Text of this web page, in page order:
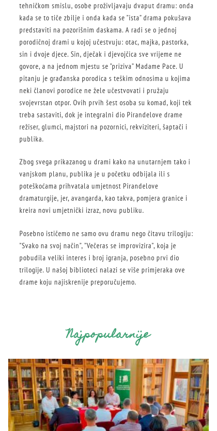
tehničkom smislu, osobe proživljavaju dvaput dramu: onda
kada se to tiče zbilje i onda kada se ”ista” drama pokušava
predstaviti na pozorišnim daskama. A radi se o jednoj
porodičnoj drami u kojoj učestvuju: otac, majka, pastorka,
sin i dvoje djece. Sin, dječak i djevojčica sve vrijeme ne
govore, a na jednom mjestu se ”priziva” Madame Pace. U
pitanju je građanska porodica s teškim odnosima u kojima
neki članovi porodice ne žele učestvovati i pružaju
svojevrstan otpor. Ovih prvih šest osoba su komad, koji tek
treba sastaviti, dok je integralni dio Pirandelove drame
režiser, glumci, majstori na pozornici, rekviziteri, šaptači i
publika.
Zbog svega prikazanog u drami kako na unutarnjem tako i
vanjskom planu, publika je u početku odbijala ili s
poteškoćama prihvatala umjetnost Pirandelove
dramaturgije, jer, avangarda, kao takva, pomjera granice i
kreira novi umjetnički izraz, novu publiku.
Posebno ističemo ne samo ovu dramu nego čitavu trilogiju:
”Svako na svoj način”, ”Večeras se improvizira”, koja je
pobudila veliki interes i broj igranja, posebno prvi dio
trilogije. U našoj biblioteci nalazi se više primjeraka ove
drame koju najiskrenije preporučujemo.
Najpopularnije